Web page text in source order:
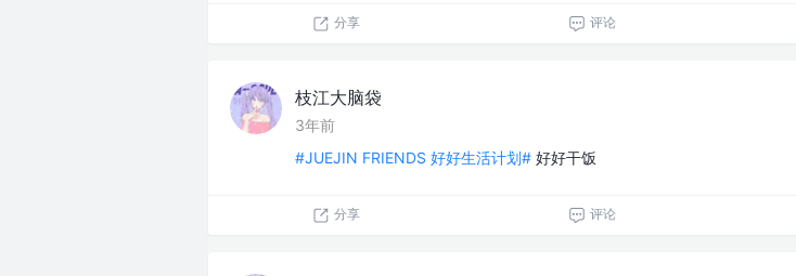
分享 评论
枝江大脑袋
3年前
#JUEJIN FRIENDS 好好生活计划# 好好干饭
分享 评论